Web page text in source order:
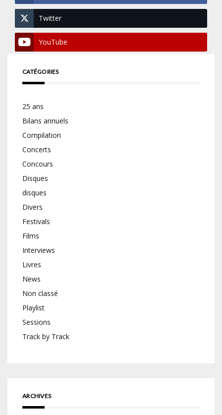
Twitter
YouTube
CATÉGORIES
25 ans
Bilans annuels
Compilation
Concerts
Concours
Disques
disques
Divers
Festivals
Films
Interviews
Livres
News
Non classé
Playlist
Sessions
Track by Track
ARCHIVES